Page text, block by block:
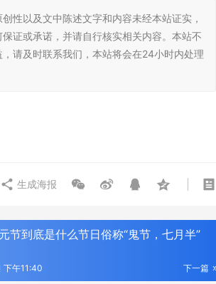
性以及文中陈述文字和内容未经本站证实，
证或承诺，并请自行核实相关内容。本站不
请及时联系我们，本站将会在24小时内处理
生成海报
节到底是什么节日俗称“鬼节，七月半”
下一篇
下午11:40
不限主场即兴上场,深圳万象天地